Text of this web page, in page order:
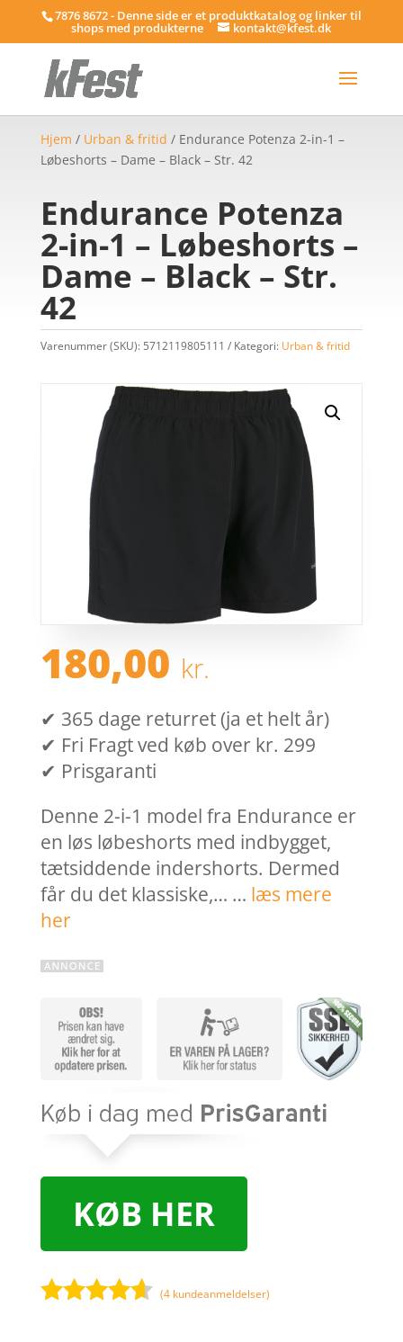
7876 8672 - Denne side er et produktkatalog og linker til
shops med produkterne kontakt@kfest.dk
Hjem / Urban & fritid / Endurance Potenza 2-in-1 –
Løbeshorts – Dame – Black – Str. 42
Endurance Potenza
2-in-1 – Løbeshorts –
Dame – Black – Str.
42
Varenummer (SKU): 5712119805111 Kategori: Urban & fritid
180,00 kr.
✔ 365 dage returret (ja et helt år)
✔ Fri Fragt ved køb over kr. 299
✔ Prisgaranti
Denne 2-i-1 model fra Endurance er
en løs løbeshorts med indbygget,
tætsiddende indershorts. Dermed
får du det klassiske,… … læs mere
her
KØB HER
(4 kundeanmeldelser)